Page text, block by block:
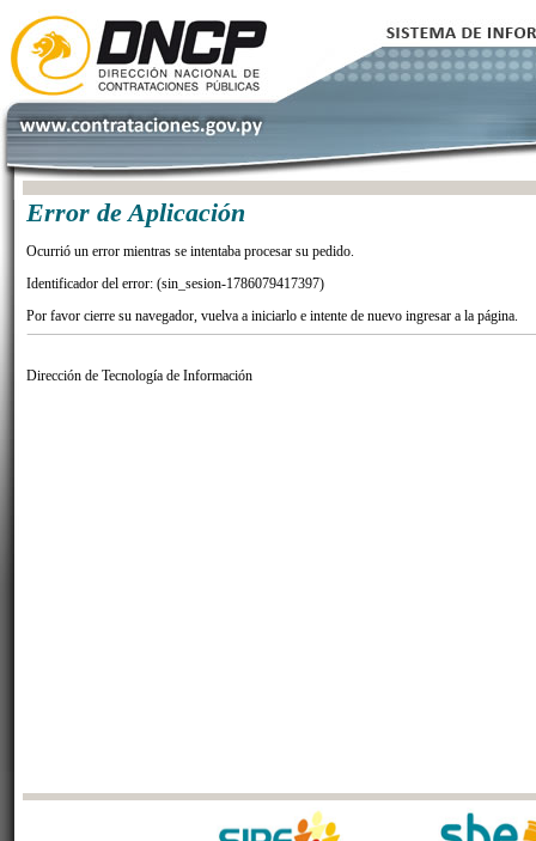
Error de Aplicación
Ocurrió un error mientras se intentaba procesar su pedido.
Identificador del error: (sin_sesion-1786079417397)
Por favor cierre su navegador, vuelva a iniciarlo e intente de nuevo ingresar a la página.
Dirección de Tecnología de Información